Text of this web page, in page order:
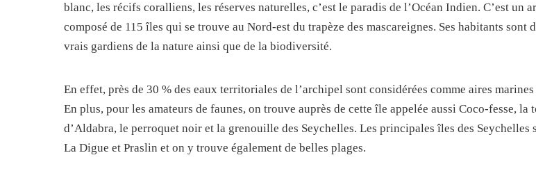
blanc, les récifs coralliens, les réserves naturelles, c’est le paradis de l’Océan Indien. C’est un
composé de 115 îles qui se trouve au Nord-est du trapèze des mascareignes. Ses habitants sont
vrais gardiens de la nature ainsi que de la biodiversité.
En effet, près de 30 % des eaux territoriales de l’archipel sont considérées comme aires marines
En plus, pour les amateurs de faunes, on trouve auprès de cette île appelée aussi Coco-fesse, la
d’Aldabra, le perroquet noir et la grenouille des Seychelles. Les principales îles des Seychelles
La Digue et Praslin et on y trouve également de belles plages.